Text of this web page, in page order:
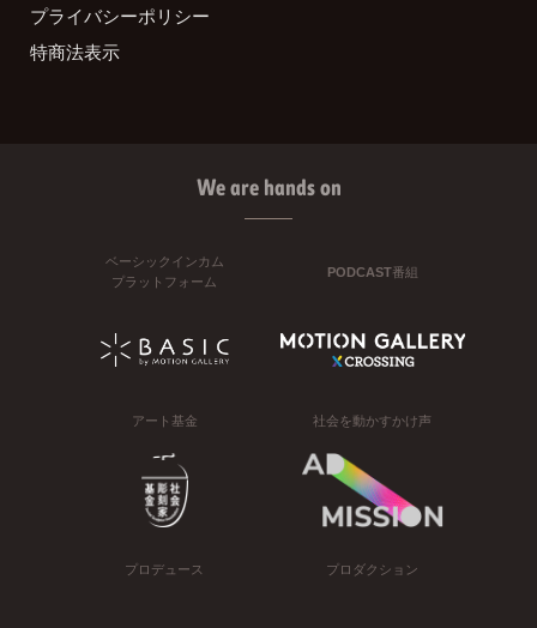
プライバシーポリシー
特商法表示
We are hands on
ベーシックインカム
プラットフォーム
PODCAST番組
アート基金 社会を動かすかけ声
プロデュース プロダクション